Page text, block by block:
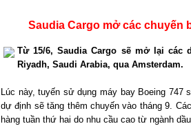
Saudia Cargo mở các chuyến
Từ 15/6, Saudia Cargo sẽ mở lại
Riyadh, Saudi Arabia, qua Amsterdam.
Lúc này, tuyến sử dụng máy bay Boeing 747
dự định sẽ tăng thêm chuyến vào tháng 9.
hàng tuần thứ hai do nhu cầu cao từ ngành